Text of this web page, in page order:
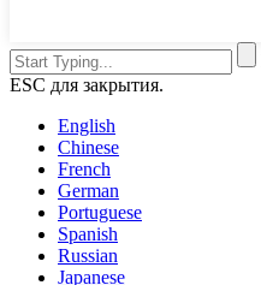
ESC для закрытия.
English
Chinese
French
German
Portuguese
Spanish
Russian
Japanese